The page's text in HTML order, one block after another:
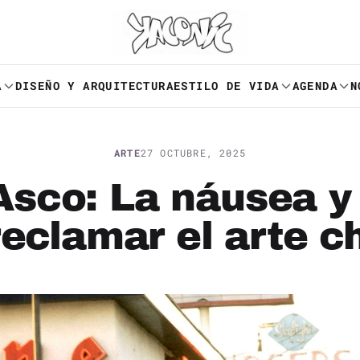
DISEÑO Y ARQUITECTURAESTILO DE VIDA AGENDA
ARTE27 OCTUBRE, 2025
La náusea
el arte